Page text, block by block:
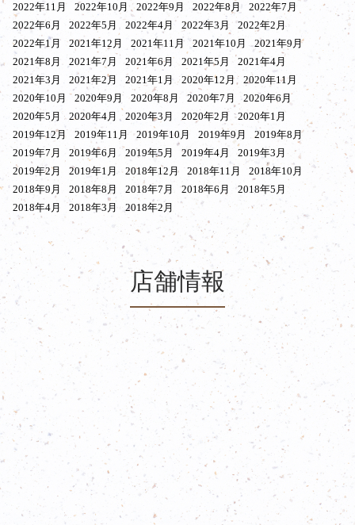
2022年11月
2022年10月 2022年9月 2022年8月
2022年7月
2022年6月
2022年5月 2022年4月 2022年3月
2022年2月
2022年1月
2021年12月 2021年11月 2021年10月
2021年9月
2021年8月
2021年7月 2021年6月 2021年5月
2021年4月
2021年3月
2021年2月 2021年1月 2020年12月
2020年11月
2020年10月
2020年9月 2020年8月 2020年7月
2020年6月
2020年5月
2020年4月 2020年3月 2020年2月
2020年1月
2019年12月
2019年11月 2019年10月 2019年9月
2019年8月
2019年7月
2019年6月 2019年5月 2019年4月
2019年3月
2019年2月
2019年1月 2018年12月 2018年11月
2018年10月
2018年9月
2018年8月 2018年7月 2018年6月
2018年5月
2018年4月
2018年3月 2018年2月
店舗情報